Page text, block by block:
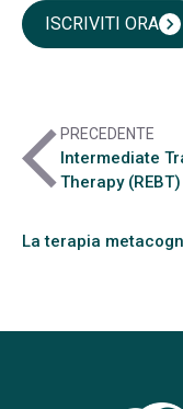
ISCRIVITI ORAchevron_right
arrow_back_iosPRECEDENTE
Intermediate
Therapy
La terapia